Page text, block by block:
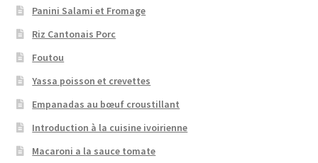
Panini Salami et Fromage
Riz Cantonais Porc
Foutou
Yassa poisson et crevettes
Empanadas au bœuf croustillant
Introduction à la cuisine ivoirienne
Macaroni a la sauce tomate